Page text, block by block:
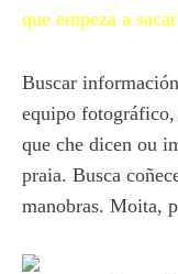
que empeza a
Buscar
equipo fotográfico,
que che dicen ou
praia. Busca
manobras. Moita,